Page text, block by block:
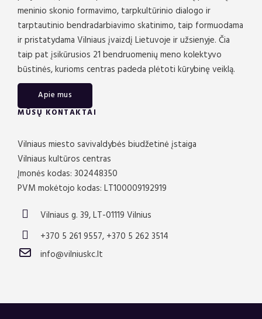
meninio skonio formavimo, tarpkultūrinio dialogo ir
tarptautinio bendradarbiavimo skatinimo, taip formuodama
ir pristatydama Vilniaus įvaizdį Lietuvoje ir užsienyje. Čia
taip pat įsikūrusios 21 bendruomenių meno kolektyvo
būstinės, kurioms centras padeda plėtoti kūrybinę veiklą.
Apie mus
MŪSŲ KONTAKTAI
Vilniaus miesto savivaldybės biudžetinė įstaiga
Vilniaus kultūros centras
Įmonės kodas: 302448350
PVM mokėtojo kodas: LT100009192919
Vilniaus g. 39, LT-01119 Vilnius
+370 5 261 9557, +370 5 262 3514
info@vilniuskc.lt